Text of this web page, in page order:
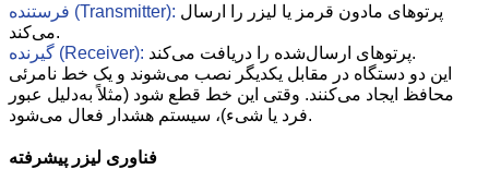
فرستنده (Transmitter):
می‌کند.
گیرنده (Receiver):
پرتوهای ارسال‌شده را دریافت می‌کند.
این دو دستگاه در مقابل یکدیگر نصب می‌شوند و یک خط نامرئی
محافظ ایجاد می‌کنند. وقتی این خط قطع شود (مثلاً به‌دلیل عبور
فرد یا شیء)، سیستم هشدار فعال می‌شود.
فناوری لیزر پیشرفته